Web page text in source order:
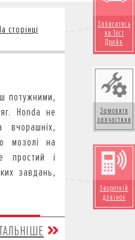
Записатись
на Тест
Драйв
Замовити
запчастини
Зворотній
дзвінок
сторінці
потужними,
Honda не
вчорашніх,
мозолі на
простий і
завдань,